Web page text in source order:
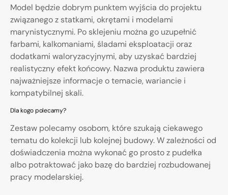
Model będzie dobrym punktem wyjścia do projektu
związanego z statkami, okrętami i modelami
marynistycznymi. Po sklejeniu można go uzupełnić
farbami, kalkomaniami, śladami eksploatacji oraz
dodatkami waloryzacyjnymi, aby uzyskać bardziej
realistyczny efekt końcowy. Nazwa produktu zawiera
najważniejsze informacje o temacie, wariancie i
kompatybilnej skali.
Dla kogo polecamy?
Zestaw polecamy osobom, które szukają ciekawego
tematu do kolekcji lub kolejnej budowy. W zależności od
doświadczenia można wykonać go prosto z pudełka
albo potraktować jako bazę do bardziej rozbudowanej
pracy modelarskiej.